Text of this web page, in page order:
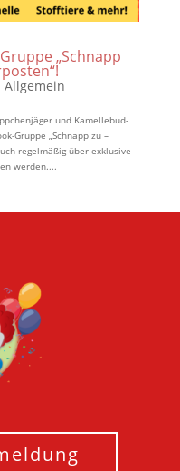
„Schnapp
Allgemein
und Kamellebud-
Gruppe „Schnapp zu –
regelmäßig über exklusive
werden....